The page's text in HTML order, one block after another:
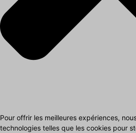
Pour offrir les meilleures expériences,
technologies telles que les cookies pour